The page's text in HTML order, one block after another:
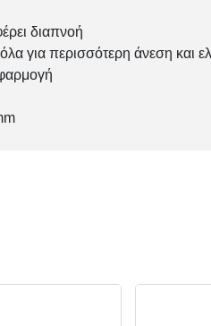
διαπνοή
για περισσότερη άνεση και